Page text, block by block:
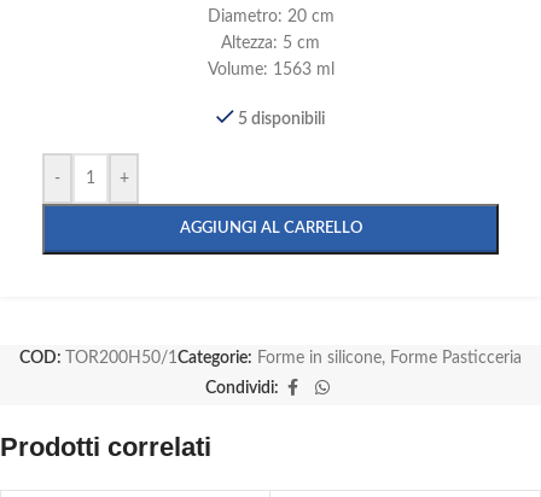
Diametro: 20 cm
Altezza: 5 cm
Volume: 1563 ml
5 disponibili
- +
AGGIUNGI AL CARRELLO
COD: TOR200H50/1Categorie: Forme in silicone, Forme Pasticceria
Condividi:
Prodotti correlati